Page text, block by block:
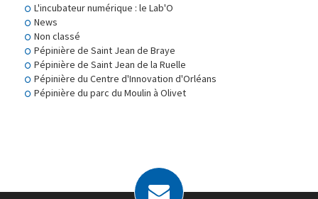
L'incubateur numérique : le Lab'O
News
Non classé
Pépinière de Saint Jean de Braye
Pépinière de Saint Jean de la Ruelle
Pépinière du Centre d'Innovation d'Orléans
Pépinière du parc du Moulin à Olivet